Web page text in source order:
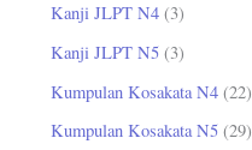
Kanji JLPT N4 (3)
Kanji JLPT N5 (3)
Kumpulan Kosakata N4 (22)
Kumpulan Kosakata N5 (29)